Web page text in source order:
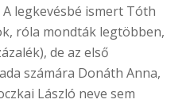
legkevésbé ismert Tóth
róla mondták legtöbben,
de az első
számára Donáth Anna,
László neve sem